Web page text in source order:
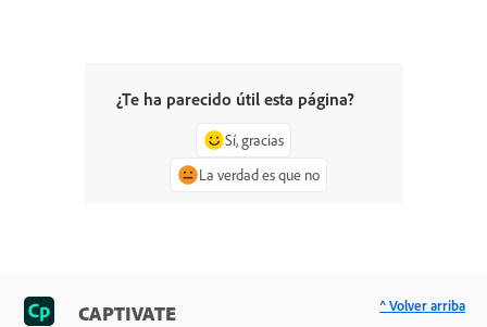
¿Te ha parecido útil esta página?
Sí, gracias
La verdad es que no
CAPTIVATE ^ Volver arriba